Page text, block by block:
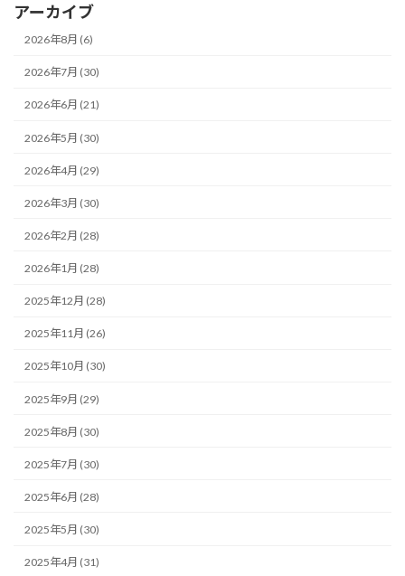
アーカイブ
2026年8月 (6)
2026年7月 (30)
2026年6月 (21)
2026年5月 (30)
2026年4月 (29)
2026年3月 (30)
2026年2月 (28)
2026年1月 (28)
2025年12月 (28)
2025年11月 (26)
2025年10月 (30)
2025年9月 (29)
2025年8月 (30)
2025年7月 (30)
2025年6月 (28)
2025年5月 (30)
2025年4月 (31)